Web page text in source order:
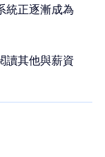
統正逐漸成為
讀其他與薪資